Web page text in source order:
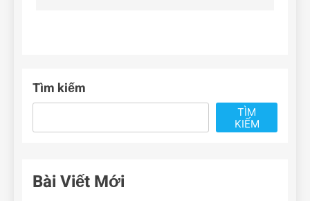
Tìm kiếm
TÌM
KIẾM
Bài Viết Mới